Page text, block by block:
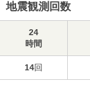
地震観測回数
24
時間
14回